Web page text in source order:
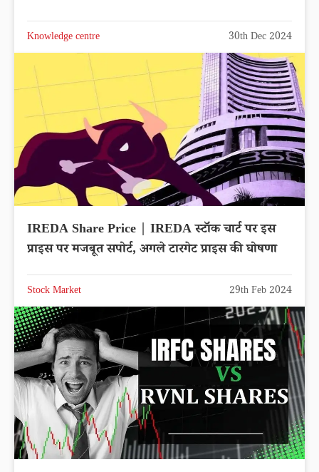
Knowledge centre 30th Dec 2024
IREDA Share Price | IREDA स्टॉक चार्ट पर इस
प्राइस पर मजबूत सपोर्ट, अगले टारगेट प्राइस की घोषणा
Stock Market 29th Feb 2024